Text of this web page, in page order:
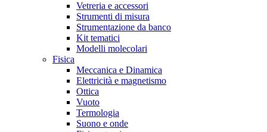
Vetreria e accessori
Strumenti di misura
Strumentazione da banco
Kit tematici
Modelli molecolari
Fisica
Meccanica e Dinamica
Elettricità e magnetismo
Ottica
Vuoto
Termologia
Suono e onde